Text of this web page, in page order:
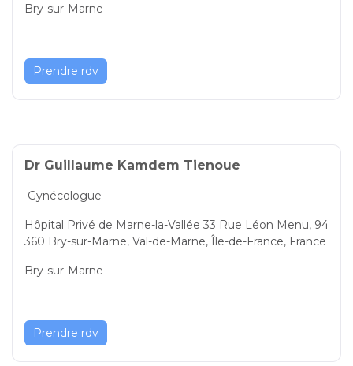
Bry-sur-Marne
Prendre rdv
Dr Guillaume Kamdem Tienoue
Gynécologue
Hôpital Privé de Marne-la-Vallée 33 Rue Léon Menu, 94
360 Bry-sur-Marne, Val-de-Marne, Île-de-France, France
Bry-sur-Marne
Prendre rdv